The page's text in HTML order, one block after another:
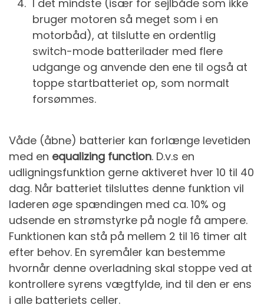
I det mindste (især for sejlbåde som ikke
bruger motoren så meget som i en
motorbåd), at tilslutte en ordentlig
switch-mode batterilader med flere
udgange og anvende den ene til også at
toppe startbatteriet op, som normalt
forsømmes.
Våde (åbne) batterier kan forlænge levetiden
med en equalizing function. D.v.s en
udligningsfunktion gerne aktiveret hver 10 til 40
dag. Når batteriet tilsluttes denne funktion vil
laderen øge spændingen med ca. 10% og
udsende en strømstyrke på nogle få ampere.
Funktionen kan stå på mellem 2 til 16 timer alt
efter behov. En syremåler kan bestemme
hvornår denne overladning skal stoppe ved at
kontrollere syrens vægtfylde, ind til den er ens
i alle batteriets celler.